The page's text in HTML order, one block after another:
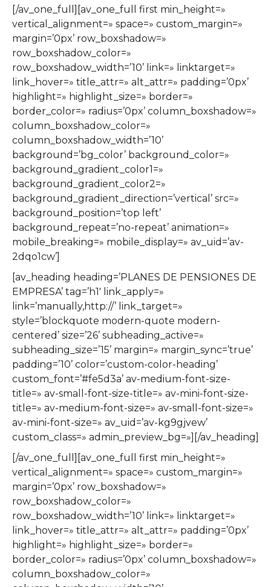
[/av_one_full][av_one_full first min_height=»
vertical_alignment=» space=» custom_margin=»
margin=’0px’ row_boxshadow=»
row_boxshadow_color=»
row_boxshadow_width=’10’ link=» linktarget=»
link_hover=» title_attr=» alt_attr=» padding=’0px’
highlight=» highlight_size=» border=»
border_color=» radius=’0px’ column_boxshadow=»
column_boxshadow_color=»
column_boxshadow_width=’10’
background=’bg_color’ background_color=»
background_gradient_color1=»
background_gradient_color2=»
background_gradient_direction=’vertical’ src=»
background_position=’top left’
background_repeat=’no-repeat’ animation=»
mobile_breaking=» mobile_display=» av_uid=’av-
2dqo1cw’]
[av_heading heading=’PLANES DE PENSIONES DE
EMPRESA’ tag=’h1′ link_apply=»
link=’manually,http://’ link_target=»
style=’blockquote modern-quote modern-
centered’ size=’26’ subheading_active=»
subheading_size=’15’ margin=» margin_sync=’true’
padding=’10’ color=’custom-color-heading’
custom_font=’#fe5d3a’ av-medium-font-size-
title=» av-small-font-size-title=» av-mini-font-size-
title=» av-medium-font-size=» av-small-font-size=»
av-mini-font-size=» av_uid=’av-kg9gjvew’
custom_class=» admin_preview_bg=»][/av_heading]
[/av_one_full][av_one_full first min_height=»
vertical_alignment=» space=» custom_margin=»
margin=’0px’ row_boxshadow=»
row_boxshadow_color=»
row_boxshadow_width=’10’ link=» linktarget=»
link_hover=» title_attr=» alt_attr=» padding=’0px’
highlight=» highlight_size=» border=»
border_color=» radius=’0px’ column_boxshadow=»
column_boxshadow_color=»